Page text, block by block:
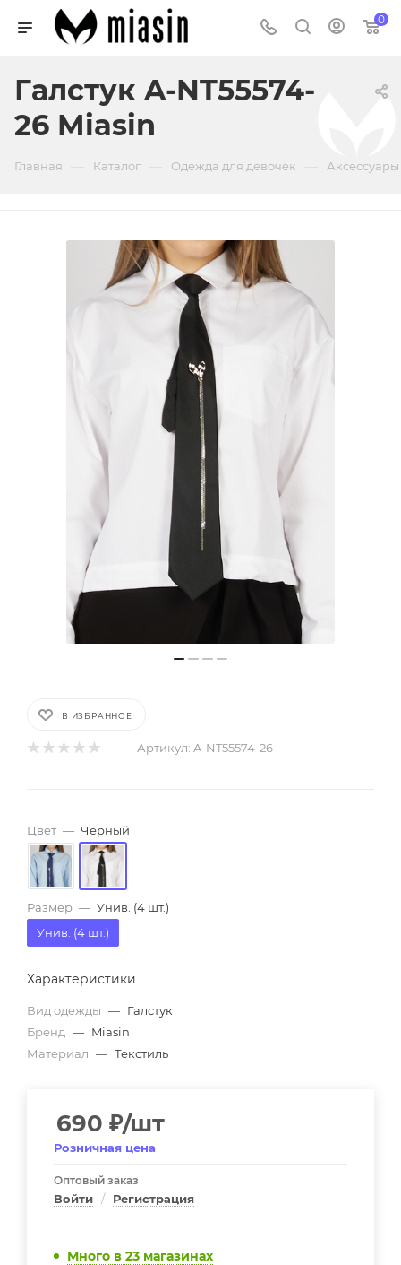
0
Галстук A-NT55574-
26 Miasin
Главная Каталог Одежда для девочек
В ИЗБРАННОЕ
Артикул: A-NT55574-26
Цвет — Черный
Размер — Унив. (4 шт.)
Унив. (4 шт.)
Характеристики
Вид одежды — Галстук
Бренд — Miasin
Материал — Текстиль
690 ₽/шт
Розничная цена
Оптовый заказ
Войти / Регистрация
Много в 23 магазинах